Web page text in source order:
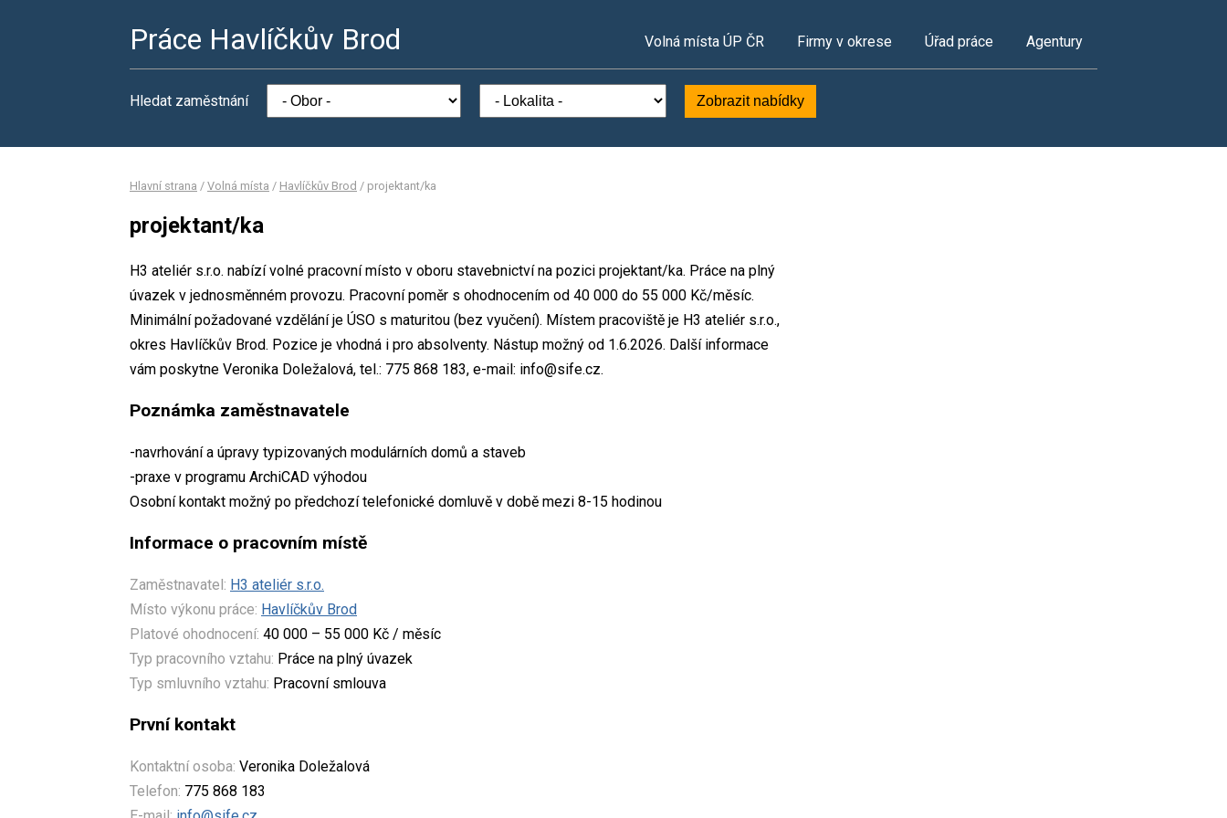
Práce Havlíčkův Brod Volná místa ÚP ČR Firmy v okrese Úřad práce Agentury
Hledat zaměstnání Zobrazit nabídky
Hlavní strana / Volná místa / Havlíčkův Brod / projektant/ka
projektant/ka
H3 ateliér s.r.o. nabízí volné pracovní místo v oboru stavebnictví na pozici projektant/ka. Práce na plný
úvazek v jednosměnném provozu. Pracovní poměr s ohodnocením od 40 000 do 55 000 Kč/měsíc.
Minimální požadované vzdělání je ÚSO s maturitou (bez vyučení). Místem pracoviště je H3 ateliér s.r.o.,
okres Havlíčkův Brod. Pozice je vhodná i pro absolventy. Nástup možný od 1.6.2026. Další informace
vám poskytne Veronika Doležalová, tel.: 775 868 183, e-mail: info@sife.cz.
Poznámka zaměstnavatele
-navrhování a úpravy typizovaných modulárních domů a staveb
-praxe v programu ArchiCAD výhodou
Osobní kontakt možný po předchozí telefonické domluvě v době mezi 8-15 hodinou
Informace o pracovním místě
Zaměstnavatel: H3 ateliér s.r.o.
Místo výkonu práce: Havlíčkův Brod
Platové ohodnocení: 40 000 – 55 000 Kč / měsíc
Typ pracovního vztahu: Práce na plný úvazek
Typ smluvního vztahu: Pracovní smlouva
První kontakt
Kontaktní osoba: Veronika Doležalová
Telefon: 775 868 183